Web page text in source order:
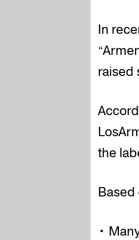
In
raised
the
•